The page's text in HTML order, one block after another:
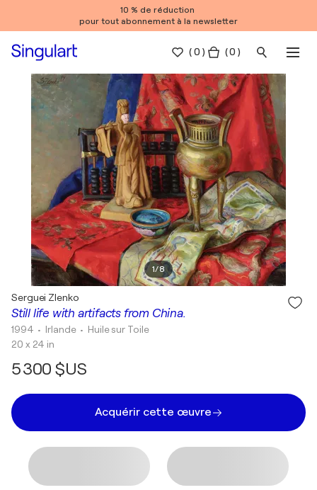
10 % de réduction
pour tout abonnement à la newsletter
(0 ) ( 0 )
1/8
Still life with artifacts from China.
Serguei Zlenko
1994 • Irlande • Huile sur Toile
20 x 24 in
5 300 $US
Acquérir cette œuvre